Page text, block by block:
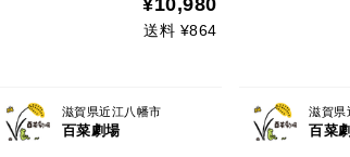
送料 ¥864
滋賀県近江八幡市
百菜劇場
滋賀県
百菜